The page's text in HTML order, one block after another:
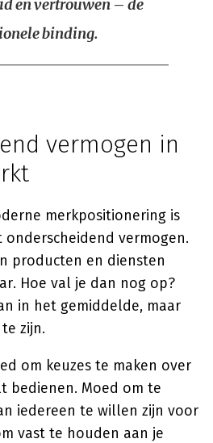
en vertrouwen – de
binding.
vermogen in
merkpositionering is
vermogen.
producten en diensten
Hoe val je dan nog op?
in het gemiddelde, maar
zijn.
om keuzes te maken over
bedienen. Moed om te
iedereen te willen zijn voor
vast te houden aan je